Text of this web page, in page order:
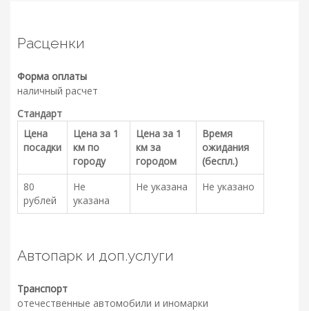
Расценки
Форма оплаты
наличный расчет
Стандарт
Цена
посадки
Цена за 1
км по
городу
Цена за 1
км за
городом
Время
ожидания
(беспл.)
80
рублей
Не
указана
Не указана Не указано
Автопарк и доп.услуги
Транспорт
отечественные автомобили и иномарки